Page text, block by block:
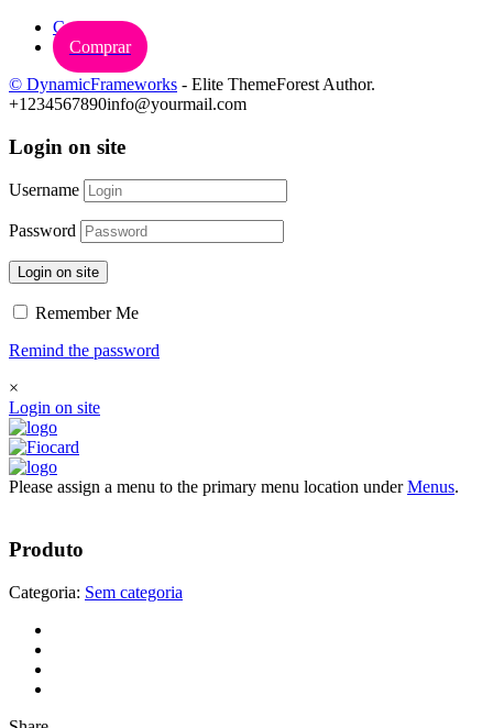
Carrinho
Comprar
© DynamicFrameworks - Elite ThemeForest Author.
+1234567890info@yourmail.com
Login on site
Username
Password
Login on site
Remember Me
Remind the password
×
Login on site
Please assign a menu to the primary menu location underMenus.
Produto
Categoria: Sem categoria